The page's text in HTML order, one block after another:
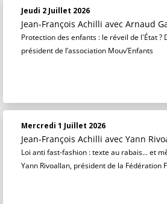
Jeudi 2 Juillet 2026
Jean-François Achilli avec Arnaud
Protection des enfants : le réveil de l'État ?
président de l’association Mouv’Enfants
Mercredi 1 Juillet 2026
Jean-François Achilli avec Yann
Loi anti fast-fashion : texte au rabais... et
Yann Rivoallan, président de la Fédération